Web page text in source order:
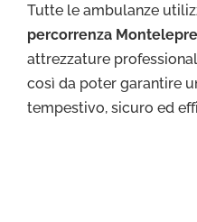
Tutte le ambulanze
percorrenza Montelepre
attrezzature
così da poter garantire
tempestivo, sicuro ed